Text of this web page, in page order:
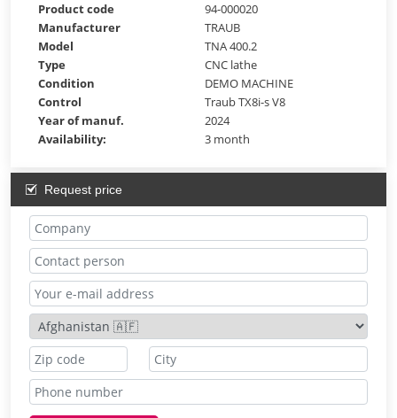
Product code
94-000020
Manufacturer
TRAUB
Model
TNA 400.2
Type
CNC lathe
Condition
DEMO MACHINE
Control
Traub TX8i-s V8
Year of manuf.
2024
Availability:
3 month
Request price